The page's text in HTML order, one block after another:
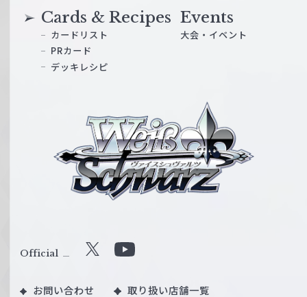
ス
ル
Cards & Recipes
カードリスト
PRカード
デッキレシピ
Events
大会・イベント
Official X
u
お問い合わせ 取り扱い店舗一覧